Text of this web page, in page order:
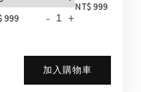
999 - +
NT$ 999
加入購物車